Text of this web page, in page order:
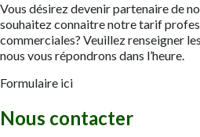
Vous désirez devenir partenaire de
souhaitez connaitre notre tarif
commerciales? Veuillez renseigner
nous vous répondrons dans l’heure.
Formulaire ici
Nous contacter